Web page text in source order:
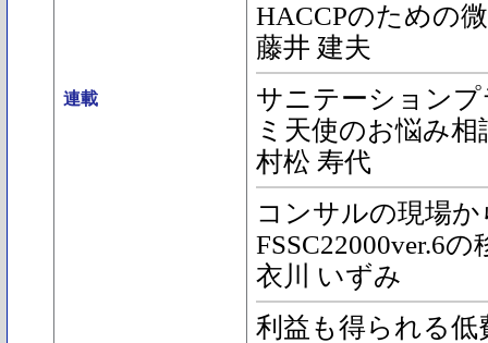
連載
HACCPのための
藤井 建夫
サニテーション
ミ天使のお悩み相
村松 寿代
コンサルの現場
FSSC22000ver.6
衣川 いずみ
利益も得られる低